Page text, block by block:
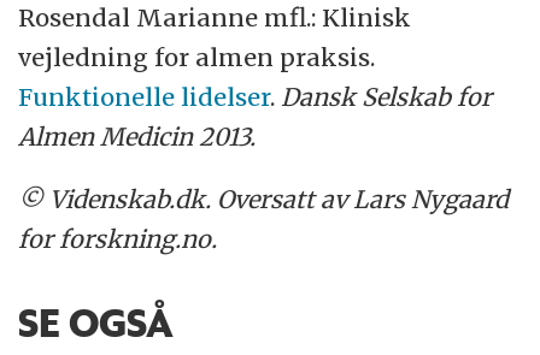
Rosendal Marianne mfl.: Klinisk
vejledning for almen praksis.
Funktionelle lidelser. Dansk Selskab for
Almen Medicin 2013.
© Videnskab.dk. Oversatt av Lars Nygaard
for forskning.no.
SE OGSÅ